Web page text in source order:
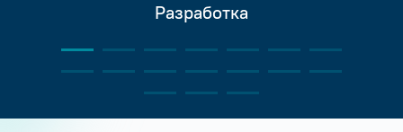
Разработка